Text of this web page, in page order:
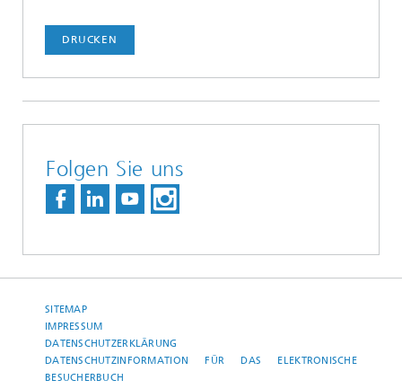
DRUCKEN
Folgen Sie uns
SITEMAP
IMPRESSUM
DATENSCHUTZERKLÄRUNG
DATENSCHUTZINFORMATION FÜR DAS ELEKTRONISCHE
BESUCHERBUCH